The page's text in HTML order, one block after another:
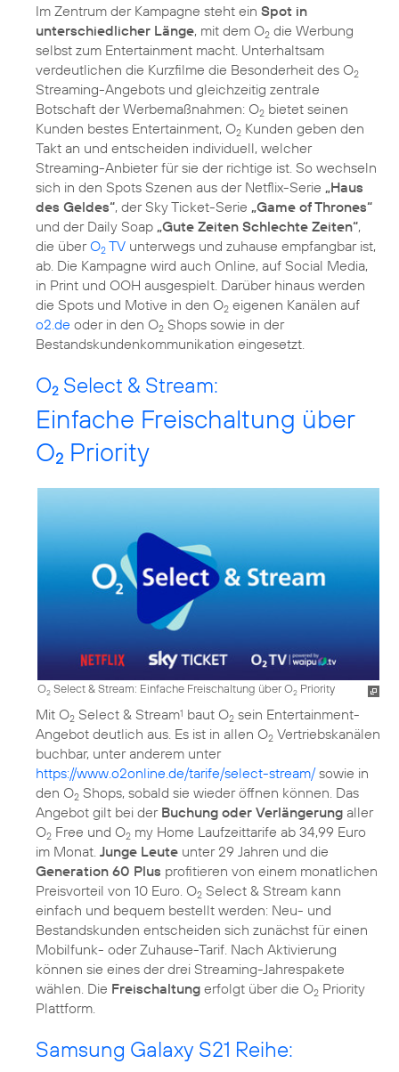
Im Zentrum der Kampagne steht ein Spot in
unterschiedlicher Länge, mit dem O2 die Werbung
selbst zum Entertainment macht. Unterhaltsam
verdeutlichen die Kurzfilme die Besonderheit des O2
Streaming-Angebots und gleichzeitig zentrale
Botschaft der Werbemaßnahmen: O2 bietet seinen
Kunden bestes Entertainment, O2 Kunden geben den
Takt an und entscheiden individuell, welcher
Streaming-Anbieter für sie der richtige ist. So wechseln
sich in den Spots Szenen aus der Netflix-Serie „Haus
des Geldes“, der Sky Ticket-Serie „Game of Thrones“
und der Daily Soap „Gute Zeiten Schlechte Zeiten“,
die überO2 TV unterwegs und zuhause empfangbar ist,
ab. Die Kampagne wird auch Online, auf Social Media,
in Print und OOH ausgespielt. Darüber hinaus werden
die Spots und Motive in den O2 eigenen Kanälen auf
o2.de oder in den O2 Shops sowie in der
Bestandskundenkommunikation eingesetzt.
O2 Select & Stream:
Einfache Freischaltung über
O2 Priority
O2 Select & Stream: Einfache Freischaltung über O2 Priority
Mit O2 Select & Stream1 baut O2 sein Entertainment-
Angebot deutlich aus. Es ist in allen O2 Vertriebskanälen
buchbar, unter anderem unter
https://www.o2online.de/tarife/select-stream/sowie in
den O2 Shops, sobald sie wieder öffnen können. Das
Angebot gilt bei der Buchung oder Verlängerung aller
O2 Free und O2 my Home Laufzeittarife ab 34,99 Euro
im Monat. Junge Leute unter 29 Jahren und die
Generation 60 Plus profitieren von einem monatlichen
Preisvorteil von 10 Euro. O2 Select & Stream kann
einfach und bequem bestellt werden: Neu- und
Bestandskunden entscheiden sich zunächst für einen
Mobilfunk- oder Zuhause-Tarif. Nach Aktivierung
können sie eines der drei Streaming-Jahrespakete
wählen. Die Freischaltung erfolgt über die O2 Priority
Samsung Galaxy S21 Reihe: